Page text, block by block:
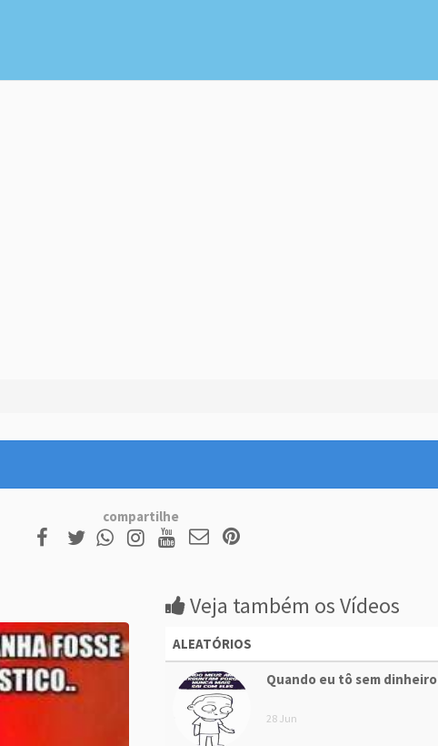
compartilhe
Veja também os Vídeos
ALEATÓRIOS
Quando eu tô sem dinheiro
28 Jun